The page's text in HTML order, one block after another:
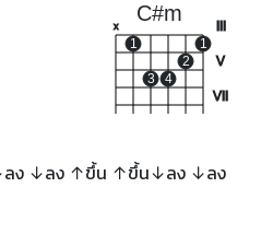
C#m
V
VII
x
1
3 4
2
1
ง ↓ลง ↑ขึ้น ↑ขึ้น↓ลง ↓ลง